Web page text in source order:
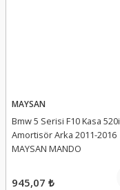
MAYSAN
Bmw 5 Serisi F10 Kasa 520i
Amortisör Arka 2011-2016
MAYSAN MANDO
945,07 ₺